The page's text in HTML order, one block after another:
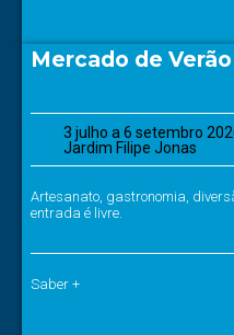
Mercado de Verão
3 julho a 6 setembro
Jardim Filipe Jonas
Artesanato, gastronomia,
entrada é livre.
Saber +